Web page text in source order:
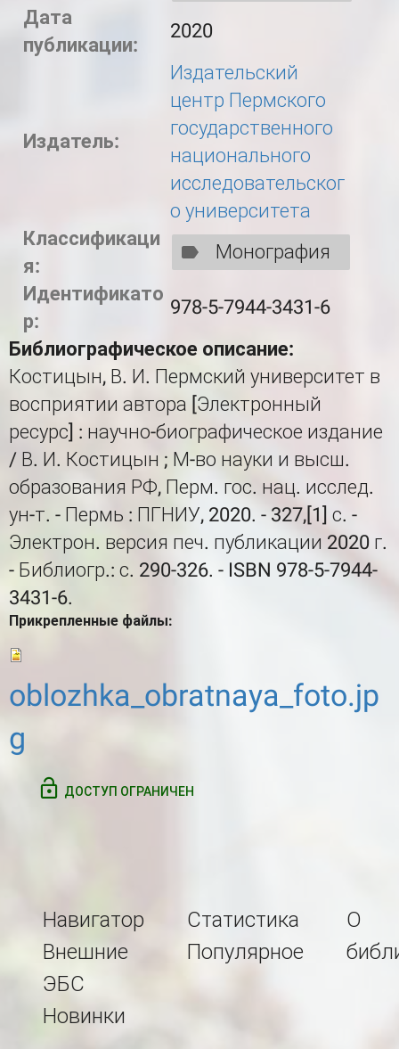
Дата
публикации:
2020
Издатель:
Издательский
центр Пермского
государственного
национального
исследовательског
о университета
Классификаци
я:
Монография
Идентификато
р:
978-5-7944-3431-6
Библиографическое описание:
Костицын, В. И. Пермский университет в
восприятии автора [Электронный
ресурс] : научно-биографическое издание
/ В. И. Костицын ; М-во науки и высш.
образования РФ, Перм. гос. нац. исслед.
ун-т. - Пермь : ПГНИУ, 2020. - 327,[1] с. -
Электрон. версия печ. публикации 2020 г.
- Библиогр.: с. 290-326. - ISBN 978-5-7944-
3431-6.
Прикрепленные файлы:
oblozhka_obratnaya_foto.jp
g
ДОСТУП ОГРАНИЧЕН
Навигатор
Внешние
ЭБС
Новинки
Статистика
Популярное
О